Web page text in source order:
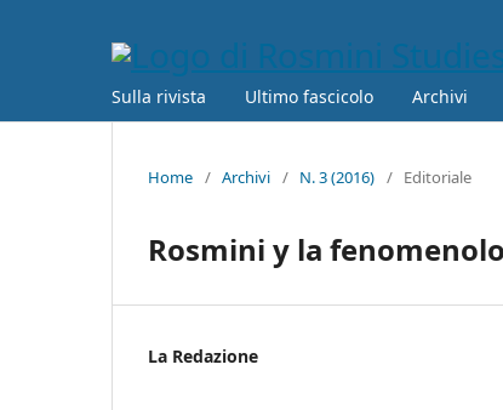
Sulla rivista Ultimo fascicolo Archivi
Home / Archivi / N. 3 (2016) / Editoriale
Rosmini y la
La Redazione